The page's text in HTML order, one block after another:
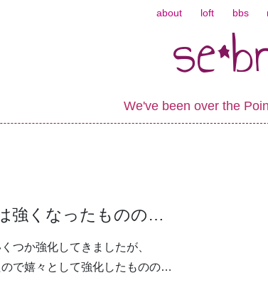
about loft bbs
We've been over the
強くなったものの…
つか強化してきましたが、
で嬉々として強化したものの…